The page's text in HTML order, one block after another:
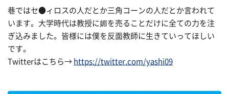
巷ではセ●ィロスの人だとか三角コーンの人だとか言われて
います。大学時代は教授に媚を売ることだけに全ての力を注
ぎ込みました。皆様には僕を反面教師に生きていってほしい
です。
Twitterはこちら→ https://twitter.com/yashi09